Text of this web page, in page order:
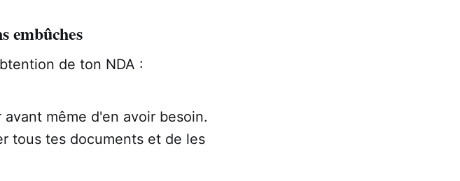
embûches
de ton NDA :
même d'en avoir besoin.
tous tes documents et de les